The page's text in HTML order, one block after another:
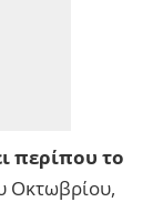
περίπου το
Οκτωβρίου,